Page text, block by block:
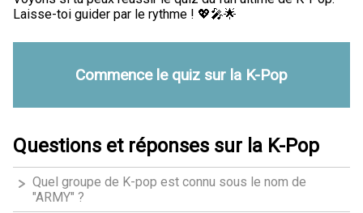
Laisse-toi guider par le rythme ! 💖🎤🌟
Commence le quiz sur la K-Pop
Questions et réponses sur la K-Pop
Quel groupe de K-pop est connu sous le nom de
"ARMY" ?